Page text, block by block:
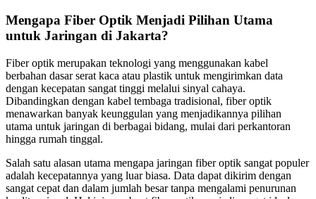
Mengapa Fiber Optik Menjadi Pilihan Utama
untuk Jaringan di Jakarta?
Fiber optik merupakan teknologi yang menggunakan kabel
berbahan dasar serat kaca atau plastik untuk mengirimkan data
dengan kecepatan sangat tinggi melalui sinyal cahaya.
Dibandingkan dengan kabel tembaga tradisional, fiber optik
menawarkan banyak keunggulan yang menjadikannya pilihan
utama untuk jaringan di berbagai bidang, mulai dari perkantoran
hingga rumah tinggal.
Salah satu alasan utama mengapa jaringan fiber optik sangat populer
adalah kecepatannya yang luar biasa. Data dapat dikirim dengan
sangat cepat dan dalam jumlah besar tanpa mengalami penurunan